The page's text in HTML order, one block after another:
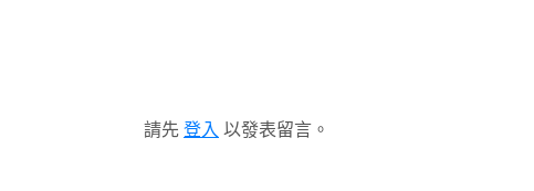
請先 登入 以發表留言。